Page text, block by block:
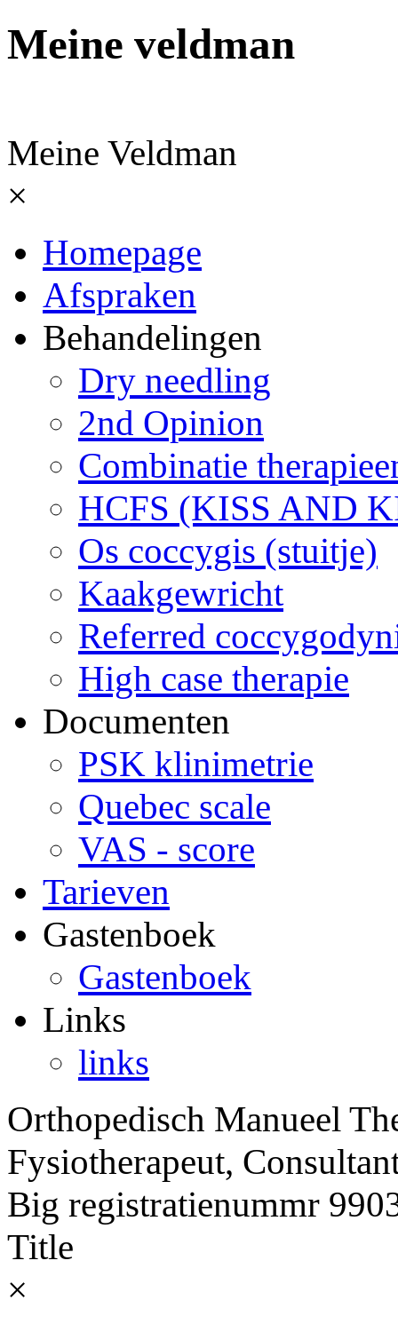
Meine veldman
Meine Veldman
×
Homepage
Afspraken
Behandelingen
Dry needling
2nd Opinion
Combinatie
HCFS (KISS AND
Os coccygis (stuitje)
Kaakgewricht
Referred
High case therapie
Documenten
PSK klinimetrie
Quebec scale
VAS - score
Tarieven
Gastenboek
Gastenboek
Links
links
Orthopedisch Manueel
Fysiotherapeut,
Big registratienummr
Title
×